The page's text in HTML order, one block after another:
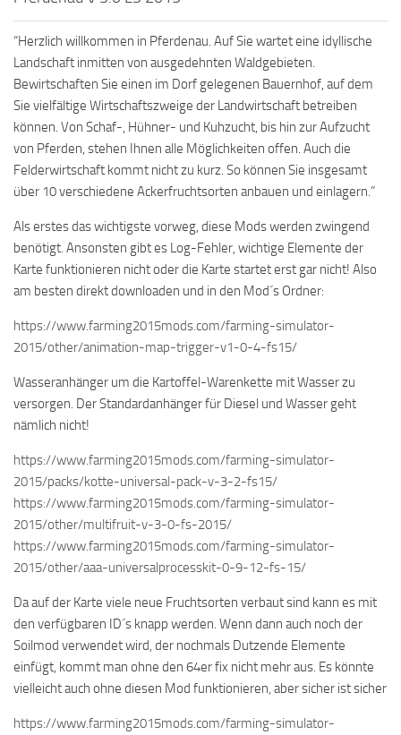
“Herzlich willkommen in Pferdenau. Auf Sie wartet eine idyllische
Landschaft inmitten von ausgedehnten Waldgebieten.
Bewirtschaften Sie einen im Dorf gelegenen Bauernhof, auf dem
Sie vielfältige Wirtschaftszweige der Landwirtschaft betreiben
können. Von Schaf-, Hühner- und Kuhzucht, bis hin zur Aufzucht
von Pferden, stehen Ihnen alle Möglichkeiten offen. Auch die
Felderwirtschaft kommt nicht zu kurz. So können Sie insgesamt
über 10 verschiedene Ackerfruchtsorten anbauen und einlagern.”
Als erstes das wichtigste vorweg, diese Mods werden zwingend
benötigt. Ansonsten gibt es Log-Fehler, wichtige Elemente der
Karte funktionieren nicht oder die Karte startet erst gar nicht! Also
am besten direkt downloaden und in den Mod´s Ordner:
https://www.farming2015mods.com/farming-simulator-
2015/other/animation-map-trigger-v1-0-4-fs15/
Wasseranhänger um die Kartoffel-Warenkette mit Wasser zu
versorgen. Der Standardanhänger für Diesel und Wasser geht
nämlich nicht!
https://www.farming2015mods.com/farming-simulator-
2015/packs/kotte-universal-pack-v-3-2-fs15/
https://www.farming2015mods.com/farming-simulator-
2015/other/multifruit-v-3-0-fs-2015/
https://www.farming2015mods.com/farming-simulator-
2015/other/aaa-universalprocesskit-0-9-12-fs-15/
Da auf der Karte viele neue Fruchtsorten verbaut sind kann es mit
den verfügbaren ID´s knapp werden. Wenn dann auch noch der
Soilmod verwendet wird, der nochmals Dutzende Elemente
einfügt, kommt man ohne den 64er fix nicht mehr aus. Es könnte
vielleicht auch ohne diesen Mod funktionieren, aber sicher ist sicher
https://www.farming2015mods.com/farming-simulator-